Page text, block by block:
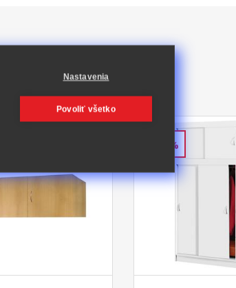
-39%
Nastavenia
Povoliť všetko